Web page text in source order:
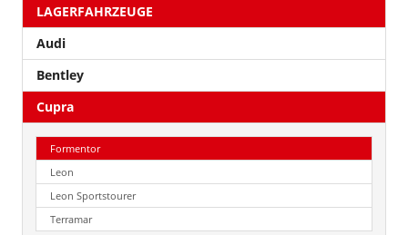
LAGERFAHRZEUGE
Audi
Bentley
Cupra
Formentor
Leon
Leon Sportstourer
Terramar